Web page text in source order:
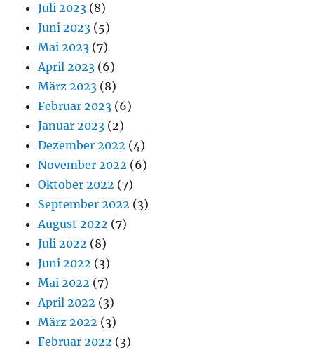
Juli 2023 (8)
Juni 2023 (5)
Mai 2023 (7)
April 2023 (6)
März 2023 (8)
Februar 2023 (6)
Januar 2023 (2)
Dezember 2022 (4)
November 2022 (6)
Oktober 2022 (7)
September 2022 (3)
August 2022 (7)
Juli 2022 (8)
Juni 2022 (3)
Mai 2022 (7)
April 2022 (3)
März 2022 (3)
Februar 2022 (3)